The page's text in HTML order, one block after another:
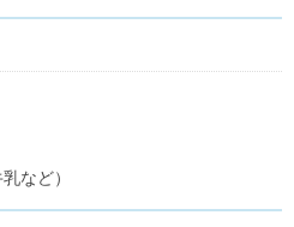
など）